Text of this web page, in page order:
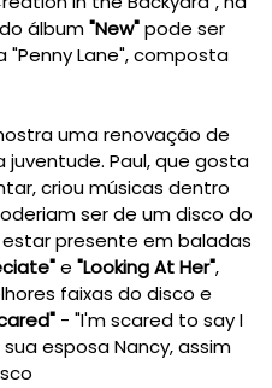
álbum"New"pode ser
Lane", composta
uma renovação de
juventude. Paul, que gosta
criou músicas dentro
ser de um disco do
presente em baladas
e "Looking At Her",
faixas do disco e
- "I'm scared to say I
esposa Nancy, assim